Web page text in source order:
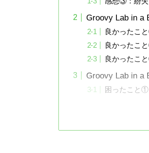
Groovy Lab in a
良かったこ
良かったこ
良かったこ
Groovy Lab in a
困ったこと①